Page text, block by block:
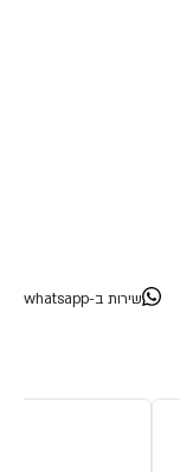
שירות ב-whatsapp